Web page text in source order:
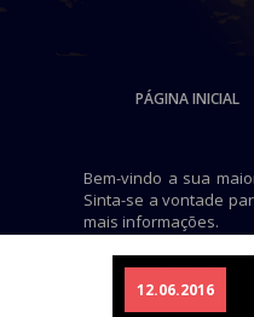
PÁGINA INICIAL
Bem-vindo a sua
Sinta-se a vontade
mais informações.
12.06.2016